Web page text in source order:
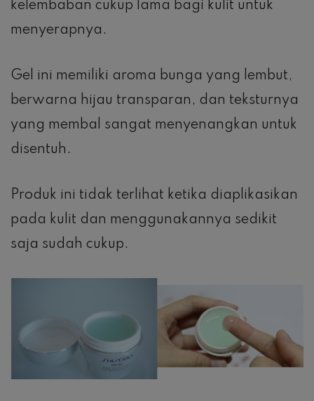
kelembaban cukup lama bagi kulit untuk
menyerapnya.
Gel ini memiliki aroma bunga yang lembut,
berwarna hijau transparan, dan teksturnya
yang membal sangat menyenangkan untuk
disentuh.
Produk ini tidak terlihat ketika diaplikasikan
pada kulit dan menggunakannya sedikit
saja sudah cukup.